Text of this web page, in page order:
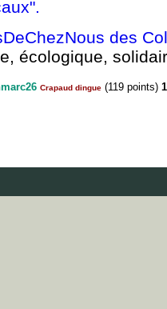
des
écologique,
Crapaud dingue (119 points)